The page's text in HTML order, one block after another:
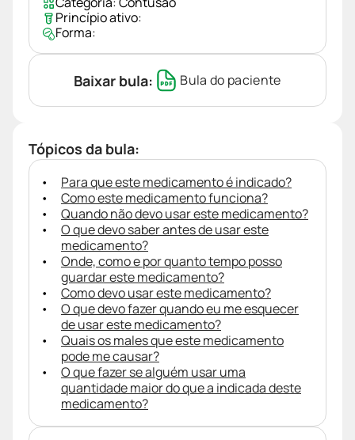
Princípio ativo:
Forma:
Baixar bula: Bula do paciente
Tópicos da bula:
Para que este medicamento é indicado?
Como este medicamento funciona?
Quando não devo usar este medicamento?
O que devo saber antes de usar este
medicamento?
Onde, como e por quanto tempo posso
guardar este medicamento?
Como devo usar este medicamento?
O que devo fazer quando eu me esquecer
de usar este medicamento?
Quais os males que este medicamento
pode me causar?
O que fazer se alguém usar uma
quantidade maior do que a indicada deste
medicamento?